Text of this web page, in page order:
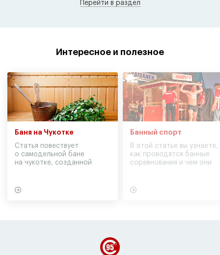
Перейти в раздел
Интересное и полезное
Баня на Чукотке
Статья повествует
о самодельной бане
на чукотке, созданной
Банный спорт
В этой статье вы узнаете,
как проводятся банные
соревнования и чем они